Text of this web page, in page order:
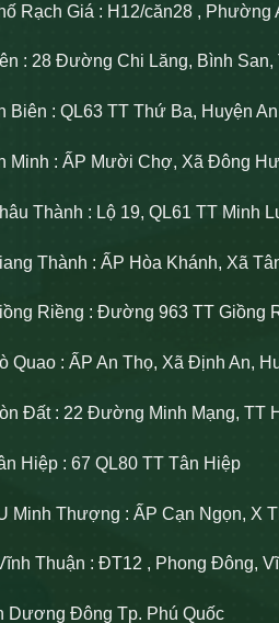
Rạch Giá : H12/căn28 , Phường
: 28 Đường Chi Lăng, Bình San,
Biên : QL63 TT Thứ Ba, Huyện
Minh : ẤP Mười Chợ, Xã Đông
Thành : Lộ 19, QL61 TT Minh
Thành : ẤP Hòa Khánh, Xã
Riềng : Đường 963 TT Giồng
Quao : ẤP An Thọ, Xã Định An,
Đất : 22 Đường Minh Mạng, TT
Hiệp : 67 QL80 TT Tân Hiệp
Minh Thượng : ẤP Cạn Ngọn, X
Thuận : ĐT12 , Phong Đông,
Dương Đông Tp. Phú Quốc